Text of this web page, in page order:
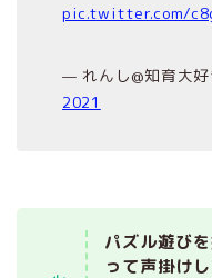
pic.twitter.com/
— れんし@知育大
2021
パズル遊び
って声掛け